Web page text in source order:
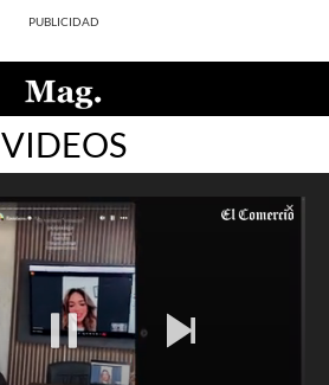
VIDEOS